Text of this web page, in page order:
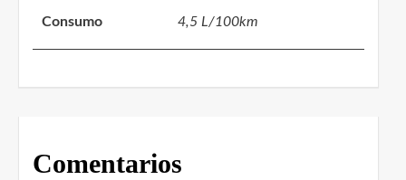
Consumo 4,5 L/100km
Comentarios